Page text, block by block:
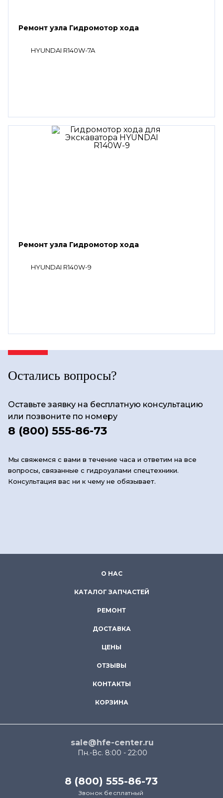
Ремонт узла Гидромотор хода
HYUNDAI R140W-7A
Ремонт узла Гидромотор хода
HYUNDAI R140W-9
Остались вопросы?
Оставьте заявку на бесплатную консультацию
или позвоните по номеру
8 (800) 555-86-73
Мы свяжемся с вами в течение часа и ответим на все
вопросы, связанные с гидроузлами спецтехники.
Консультация вас ни к чему не обязывает.
О НАС
КАТАЛОГ ЗАПЧАСТЕЙ
РЕМОНТ
ДОСТАВКА
ЦЕНЫ
ОТЗЫВЫ
КОНТАКТЫ
КОРЗИНА
sale@hfe-center.ru
Пн.-Вс. 8:00 - 22:00
8 (800) 555-86-73
Звонок бесплатный